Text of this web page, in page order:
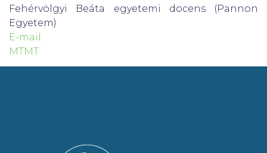
Fehérvölgyi Beáta egyetemi docens (Pannon
Egyetem)
E-mail
MTMT